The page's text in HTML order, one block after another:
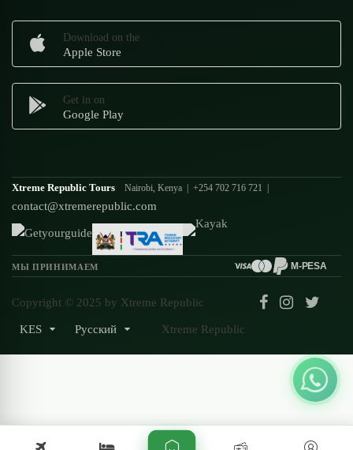
Download on the
Apple Store
Get in on
Google Play
Xtreme Republic Tours Nairobi, Kenya | +254 702 716 721 |
contact@xtremerepublic.com
МЫ ПРИНИМАЕМ M-PESA
Copyright © 2025 by Xtreme Republic
KES Русский Xtreme Republic